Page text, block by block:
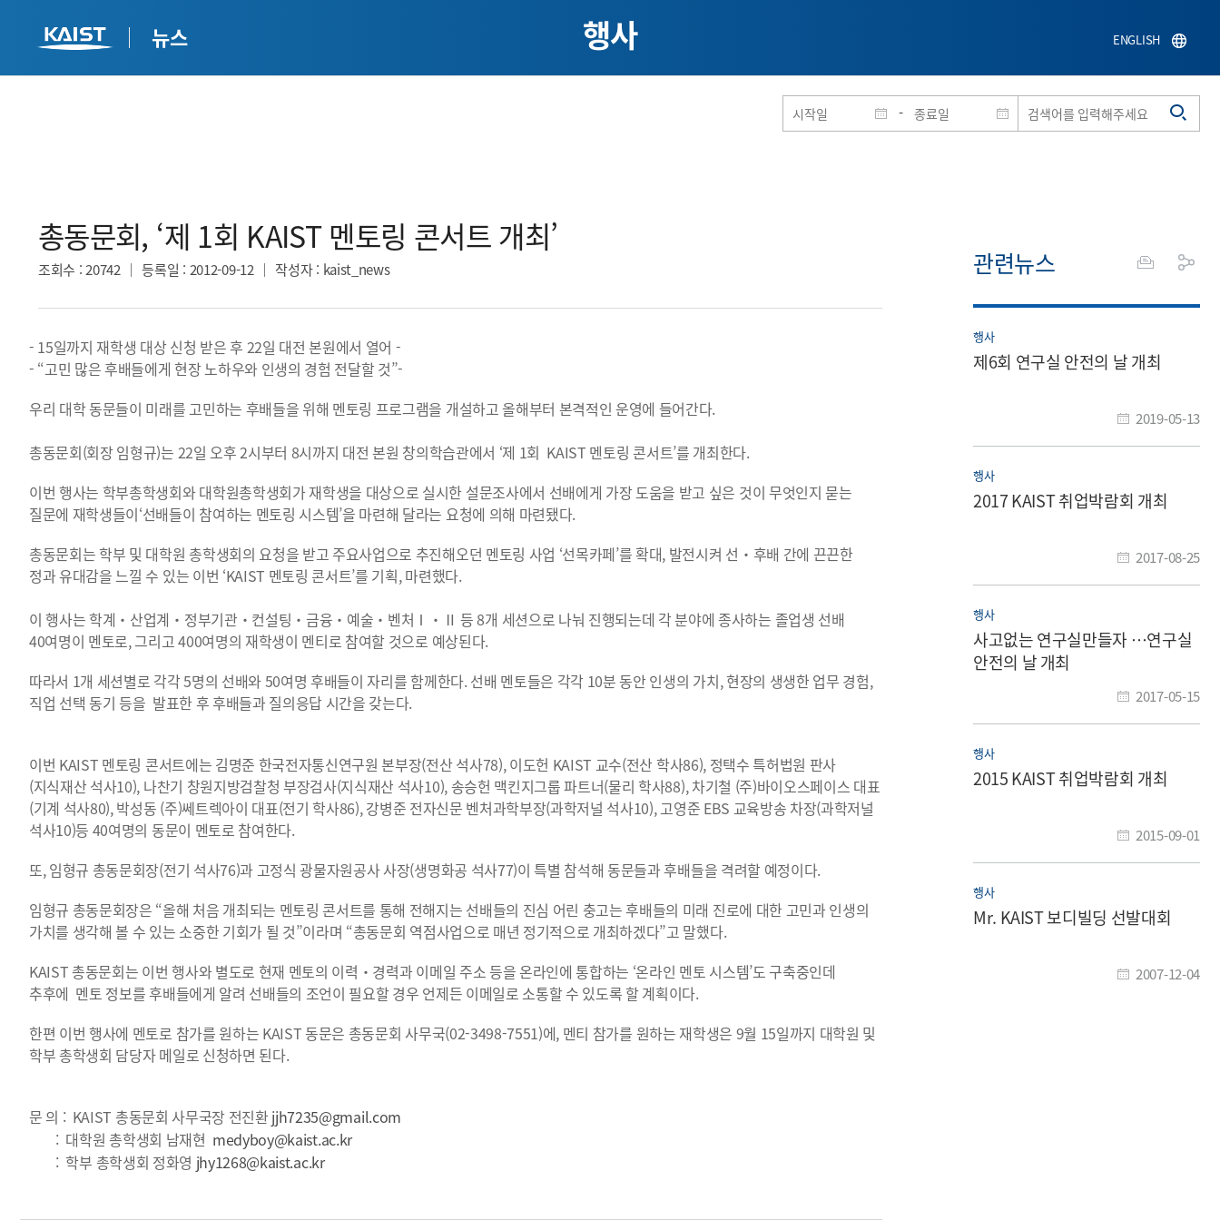
뉴스
홈페이지 통합검색
-
ENGLISH
행사
총동문회, ‘제 1회 KAIST 멘토링 콘서트 개최’​
조회수 : 20742 등록일 : 2012-09-12 작성자: kaist_news
- 15일까지 재학생 대상 신청 받은 후 22일 대전 본원에서 열어 -
- “고민 많은 후배들에게 현장 노하우와 인생의 경험 전달할 것”-
우리 대학 동문들이 미래를 고민하는 후배들을 위해 멘토링 프로그램을 개설하고 올해부터 본격적인 운영에 들어간다.
총동문회(회장 임형규)는 22일 오후 2시부터 8시까지 대전 본원 창의학습관에서 ‘제 1회 KAIST 멘토링 콘서트’를 개최한다.
이번 행사는 학부총학생회와 대학원총학생회가 재학생을 대상으로 실시한 설문조사에서 선배에게 가장 도움을 받고 싶은 것이 무엇인지 묻는
질문에 재학생들이‘선배들이 참여하는 멘토링 시스템’을 마련해 달라는 요청에 의해 마련됐다.
총동문회는 학부 및 대학원 총학생회의 요청을 받고 주요사업으로 추진해오던 멘토링 사업 ‘선목카페’를 확대, 발전시켜 선・후배 간에 끈끈한
정과 유대감을 느낄 수 있는 이번 ‘KAIST 멘토링 콘서트’를 기획, 마련했다.
이 행사는 학계・산업계・정부기관・컨설팅・금융・예술・벤처Ⅰ・Ⅱ 등 8개 세션으로 나눠 진행되는데 각 분야에 종사하는 졸업생 선배
40여명이 멘토로, 그리고 400여명의 재학생이 멘티로 참여할 것으로 예상된다.
따라서 1개 세션별로 각각 5명의 선배와 50여명 후배들이 자리를 함께한다. 선배 멘토들은 각각 10분 동안 인생의 가치, 현장의 생생한 업무 경험,
직업 선택 동기 등을 발표한 후 후배들과 질의응답 시간을 갖는다.
이번 KAIST 멘토링 콘서트에는 김명준 한국전자통신연구원 본부장(전산 석사78), 이도헌 KAIST 교수(전산 학사86), 정택수 특허법원 판사
(지식재산 석사10), 나찬기 창원지방검찰청 부장검사(지식재산 석사10), 송승헌 맥킨지그룹 파트너(물리 학사88), 차기철 (주)바이오스페이스 대표
(기계 석사80), 박성동 (주)쎄트렉아이 대표(전기 학사86), 강병준 전자신문 벤처과학부장(과학저널 석사10), 고영준 EBS 교육방송 차장(과학저널
석사10)등 40여명의 동문이 멘토로 참여한다.
또, 임형규 총동문회장(전기 석사76)과 고정식 광물자원공사 사장(생명화공 석사77)이 특별 참석해 동문들과 후배들을 격려할 예정이다.
임형규 총동문회장은 “올해 처음 개최되는 멘토링 콘서트를 통해 전해지는 선배들의 진심 어린 충고는 후배들의 미래 진로에 대한 고민과 인생의
가치를 생각해 볼 수 있는 소중한 기회가 될 것”이라며 “총동문회 역점사업으로 매년 정기적으로 개최하겠다”고 말했다.
KAIST 총동문회는 이번 행사와 별도로 현재 멘토의 이력・경력과 이메일 주소 등을 온라인에 통합하는 ‘온라인 멘토 시스템’도 구축중인데
추후에 멘토 정보를 후배들에게 알려 선배들의 조언이 필요할 경우 언제든 이메일로 소통할 수 있도록 할 계획이다.
한편 이번 행사에 멘토로 참가를 원하는 KAIST 동문은 총동문회 사무국(02-3498-7551)에, 멘티 참가를 원하는 재학생은 9월 15일까지 대학원 및
학부 총학생회 담당자 메일로 신청하면 된다.
문 의 : KAIST 총동문회 사무국장 전진환 jjh7235@gmail.com
: 대학원 총학생회 남재현 medyboy@kaist.ac.kr
: 학부 총학생회 정화영 jhy1268@kaist.ac.kr
관련뉴스
행사
제6회 연구실 안전의 날 개최
2019-05-13
행사
2017 KAIST 취업박람회 개최
2017-08-25
행사
사고없는 연구실만들자 …연구실
안전의 날 개최
2017-05-15
행사
2015 KAIST 취업박람회 개최
2015-09-01
행사
Mr. KAIST 보디빌딩 선발대회
2007-12-04